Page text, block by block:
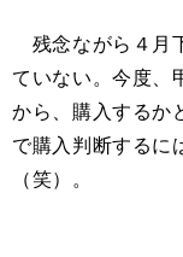
残念ながら４月
ていない。今度、
から、購入するか
で購入判断するに
（笑）。